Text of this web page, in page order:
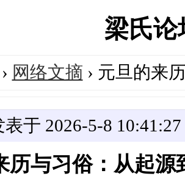
梁氏
› 网络文摘 › 元旦的来
于 2026-5-8 10:41:27
历与习俗：从起